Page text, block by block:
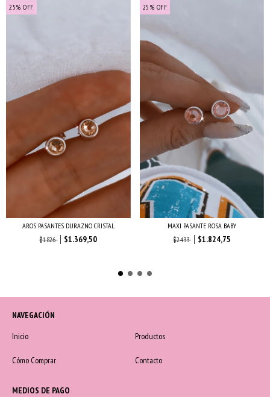
25% OFF
AROS PASANTES DURAZNO CRISTAL
$1.826
$1.369,50
25 % OFF
MAXI PASANTE ROSA BABY
$2.433
$1.824,75
NAVEGACIÓN
Inicio
Productos
Cómo Comprar Contacto
MEDIOS DE PAGO